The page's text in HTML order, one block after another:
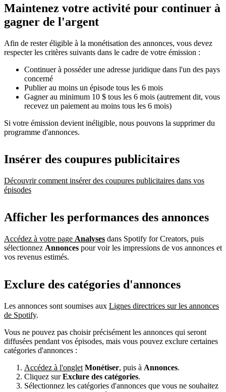
Maintenez votre activité pour continuer à
gagner de l'argent
Afin de rester éligible à la monétisation des annonces, vous devez
respecter les critères suivants dans le cadre de votre émission :
Continuer à posséder une adresse juridique dans l'un des pays
concerné
Publier au moins un épisode tous les 6 mois
Gagner au minimum 10 $ tous les 6 mois (autrement dit, vous
recevez un paiement au moins tous les 6 mois)
Si votre émission devient inéligible, nous pouvons la supprimer du
programme d'annonces.
Insérer des coupures publicitaires
Découvrir comment insérer des coupures publicitaires dans vos
épisodes
Afficher les performances des annonces
Accédez à votre page Analyses dans Spotify for Creators, puis
sélectionnez Annonces pour voir les impressions de vos annonces et
vos revenus estimés.
Exclure des catégories d'annonces
Les annonces sont soumises aux Lignes directrices sur les annonces
de Spotify.
Vous ne pouvez pas choisir précisément les annonces qui seront
diffusées pendant vos épisodes, mais vous pouvez exclure certaines
catégories d'annonces :
Accédez à l'onglet Monétiser, puis à Annonces.
Cliquez surExclure des catégories.
Sélectionnez les catégories d'annonces que vous ne souhaitez